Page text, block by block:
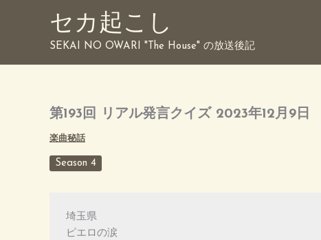
セカ起こし
SEKAI NO OWARI "The House" の放送後記
第193回 リアル発言クイズ 2023年12月9日
楽曲秘話
Season 4
埼玉県
ピエロの涙